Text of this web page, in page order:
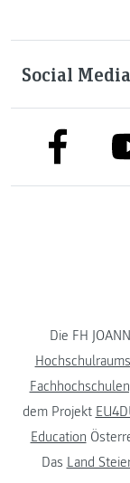
Social Media
link to
Die FH
Hochschulraums
dem Projekt
Education
Das Land